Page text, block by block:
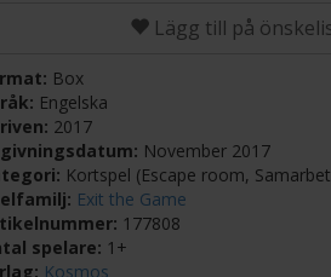
Lägg till på
Box
Engelska
2017
November 2017
Kortspel (Escape room,
Exit the Game
177808
spelare: 1+
Kosmos